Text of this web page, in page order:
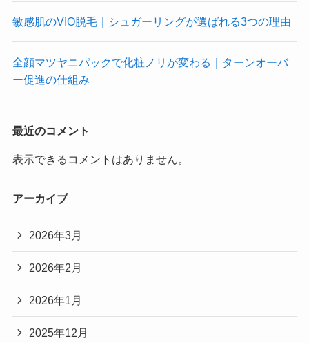
敏感肌のVIO脱毛｜シュガーリングが選ばれる3つの理由
全顔マツヤニパックで化粧ノリが変わる｜ターンオーバ
ー促進の仕組み
最近のコメント
表示できるコメントはありません。
アーカイブ
2026年3月
2026年2月
2026年1月
2025年12月